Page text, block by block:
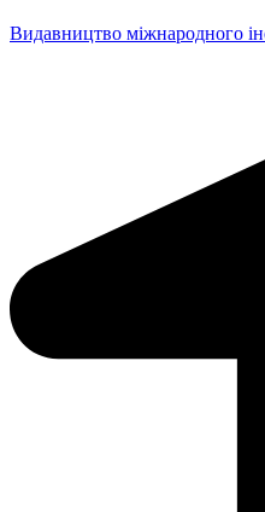
Видавництво міжнародного